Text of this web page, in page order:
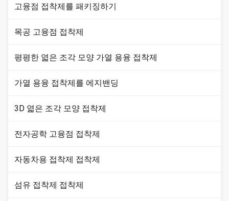
고융점 접착제를 패키징하기
목공 고융점 접착제
평평한 엷은 조각 모양 가열 용융 접착제
가열 용융 접착제를 에지밴딩
3D 엷은 조각 모양 접착제
전자공학 고융점 접착제
자동차용 접착제 접착제
섬유 접착제 접착제